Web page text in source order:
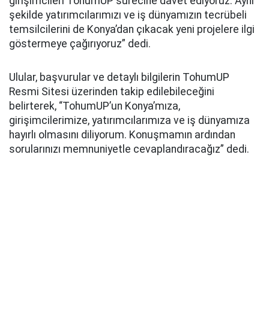
şekilde yatırımcılarımızı ve iş dünyamızın tecrübeli
temsilcilerini de Konya’dan çıkacak yeni projelere ilgi
göstermeye çağırıyoruz” dedi.
Ulular, başvurular ve detaylı bilgilerin TohumUP
Resmi Sitesi üzerinden takip edilebileceğini
belirterek, “TohumUP’un Konya’mıza,
girişimcilerimize, yatırımcılarımıza ve iş dünyamıza
hayırlı olmasını diliyorum. Konuşmamın ardından
sorularınızı memnuniyetle cevaplandıracağız” dedi.